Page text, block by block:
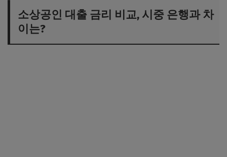
소상공인 대출 금리 비교, 시중 은행과 차
이는?